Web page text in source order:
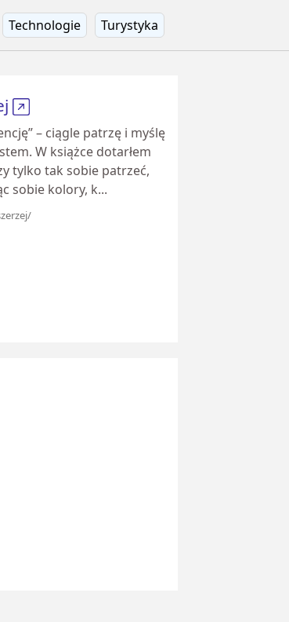
Technologie Turystyka
– ciągle patrzę i myślę
W książce dotarłem
tylko tak sobie patrzeć,
sobie kolory, k...